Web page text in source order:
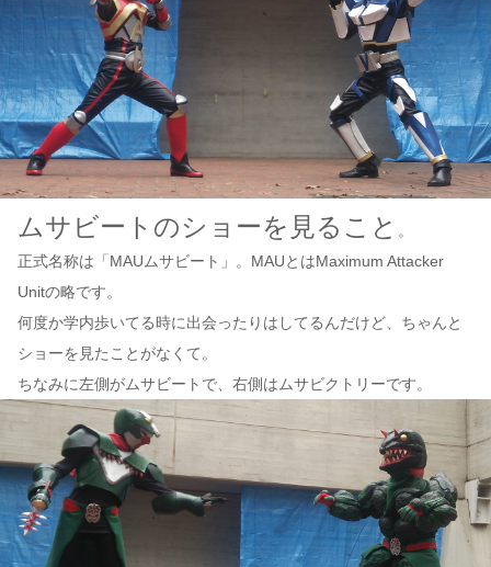
ムサビートのショーを見ること 。
正式名称は「MAUムサビート」。MAUとはMaximum Attacker
Unitの略です。
何度か学内歩いてる時に出会ったりはしてるんだけど、ちゃんと
ショーを見たことがなくて。
ちなみに左側がムサビートで、右側はムサビクトリーです。